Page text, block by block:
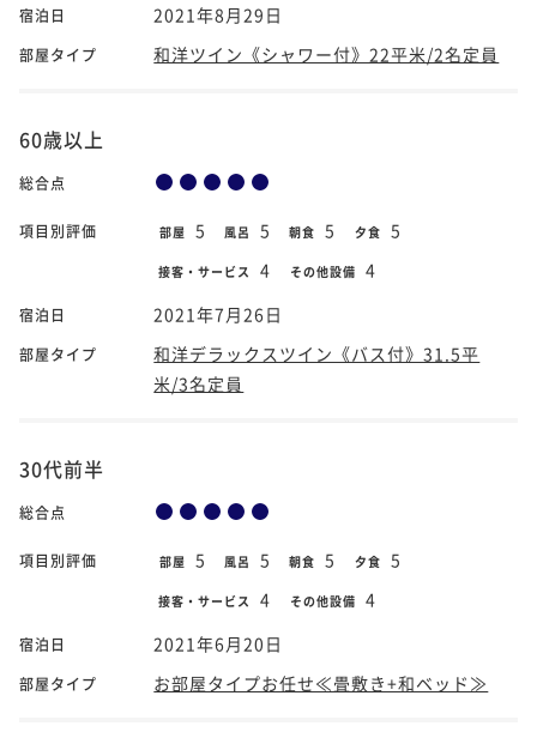
宿泊日 2021年8月29日
部屋タイプ 和洋ツイン《シャワー付》22平米/2名定員
60歳以上
総合点
項目別評価 部屋 5 風呂 5 朝食 5 夕食 5
接客・サービス 4 その他設備 4
宿泊日 2021年7月26日
部屋タイプ
和洋デラックスツイン《バス付》31.5平
米/3名定員
30代前半
総合点
項目別評価 部屋 5 風呂 5 朝食 5 夕食 5
接客・サービス 4 その他設備 4
宿泊日 2021年6月20日
部屋タイプ お部屋タイプお任せ≪畳敷き+和ベッド≫